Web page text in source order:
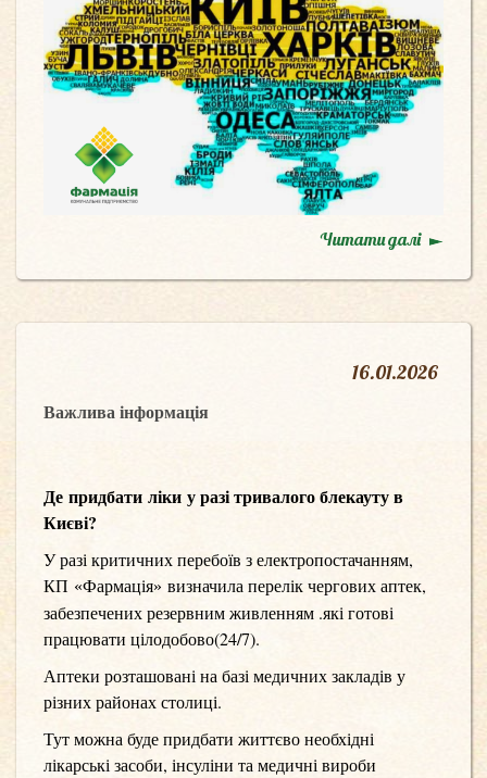
Читати далі
16.01.2026
Важлива інформація
Де придбати ліки у разі тривалого блекауту в
Києві?
У разі критичних перебоїв з електропостачанням,
КП «Фармація» визначила перелік чергових аптек,
забезпечених резервним живленням .які готові
працювати цілодобово(24/7).
Аптеки розташовані на базі медичних закладів у
різних районах столиці.
Тут можна буде придбати життєво необхідні
лікарські засоби, інсуліни та медичні вироби